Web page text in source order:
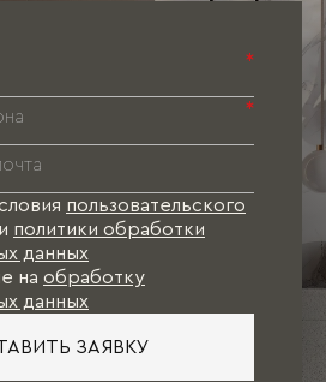
*
*
пользовательского
и политики обработки
данных
на обработку
данных
ЗАЯВКУ